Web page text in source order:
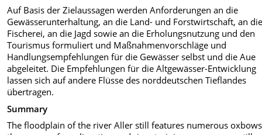
Auf Basis der Zielaussagen werden Anforderungen an die
Gewässerunterhaltung, an die Land- und Forstwirtschaft, an
Fischerei, an die Jagd sowie an die Erholungsnutzung und den
Tourismus formuliert und Maßnahmenvorschläge und
Handlungsempfehlungen für die Gewässer selbst und die Aue
abgeleitet. Die Empfehlungen für die Altgewässer-Entwicklung
lassen sich auf andere Flüsse des norddeutschen Tieflandes
übertragen.
Summary
The floodplain of the river Aller still features numerous